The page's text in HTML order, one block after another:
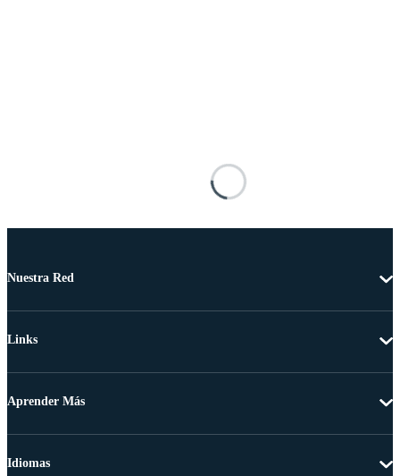
Nuestra Red
Links
Aprender Más
Idiomas